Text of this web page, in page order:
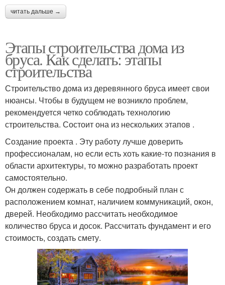
читать дальше →
Этапы строительства дома из
бруса. Как сделать: этапы
строительства
Строительство дома из деревянного бруса имеет свои
нюансы. Чтобы в будущем не возникло проблем,
рекомендуется четко соблюдать технологию
строительства. Состоит она из нескольких этапов .
Создание проекта . Эту работу лучше доверить
профессионалам, но если есть хоть какие-то познания в
области архитектуры, то можно разработать проект
самостоятельно.
Он должен содержать в себе подробный план с
расположением комнат, наличием коммуникаций, окон,
дверей. Необходимо рассчитать необходимое
количество бруса и досок. Рассчитать фундамент и его
стоимость, создать смету.